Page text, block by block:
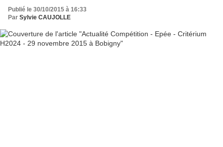
Publié le 30/10/2015 à 16:33
Par Sylvie CAUJOLLE